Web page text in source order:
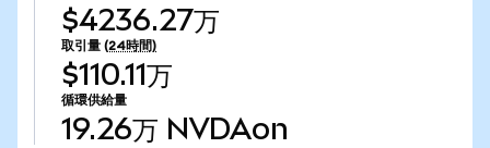
$4236.27万
取引量 (24時間)
$110.11万
循環供給量
19.26万 NVDAon